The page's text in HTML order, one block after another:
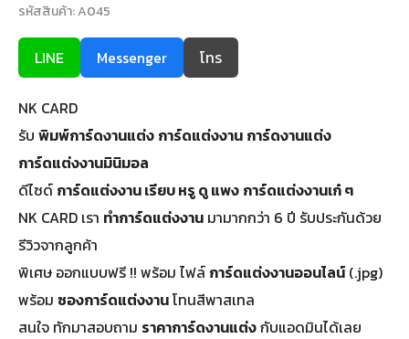
รหัสสินค้า: A045
LINE Messenger โทร
NK CARD
รับ พิมพ์การ์ดงานแต่ง การ์ดแต่งงาน การ์ดงานแต่ง
การ์ดแต่งงานมินิมอล
ดีไซด์ การ์ดแต่งงาน เรียบ หรู ดู แพง การ์ดแต่งงานเก๋ ๆ
NK CARD เรา ทำการ์ดแต่งงาน มามากกว่า 6 ปี รับประกันด้วย
รีวิวจากลูกค้า
พิเศษ ออกแบบฟรี !! พร้อม ไฟล์ การ์ดแต่งงานออนไลน์ (.jpg)
พร้อม ซองการ์ดแต่งงานโทนสีพาสเทล
สนใจ ทักมาสอบถาม ราคาการ์ดงานแต่งกับแอดมินได้เลย